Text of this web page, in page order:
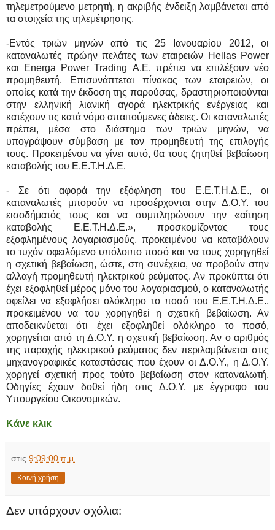
τηλεμετρούμενο μετρητή, η ακριβής ένδειξη λαμβάνεται από
τα στοιχεία της τηλεμέτρησης.
-Εντός τριών μηνών από τις 25 Ιανουαρίου 2012, οι
καταναλωτές πρώην πελάτες των εταιρειών Hellas Power
και Energa Power Trading Α.Ε. πρέπει να επιλέξουν νέο
προμηθευτή. Επισυνάπτεται πίνακας των εταιρειών, οι
οποίες κατά την έκδοση της παρούσας, δραστηριοποιούνται
στην ελληνική λιανική αγορά ηλεκτρικής ενέργειας και
κατέχουν τις κατά νόμο απαιτούμενες άδειες. Οι καταναλωτές
πρέπει, μέσα στο διάστημα των τριών μηνών, να
υπογράψουν σύμβαση με τον προμηθευτή της επιλογής
τους. Προκειμένου να γίνει αυτό, θα τους ζητηθεί βεβαίωση
καταβολής του Ε.Ε.Τ.Η.Δ.Ε.
- Σε ότι αφορά την εξόφληση του Ε.Ε.Τ.Η.Δ.Ε., οι
καταναλωτές μπορούν να προσέρχονται στην Δ.Ο.Υ. του
εισοδήματός τους και να συμπληρώνουν την «αίτηση
καταβολής Ε.Ε.Τ.Η.Δ.Ε.», προσκομίζοντας τους
εξοφλημένους λογαριασμούς, προκειμένου να καταβάλουν
το τυχόν οφειλόμενο υπόλοιπο ποσό και να τους χορηγηθεί
η σχετική βεβαίωση, ώστε, στη συνέχεια, να προβούν στην
αλλαγή προμηθευτή ηλεκτρικού ρεύματος. Αν προκύπτει ότι
έχει εξοφληθεί μέρος μόνο του λογαριασμού, ο καταναλωτής
οφείλει να εξοφλήσει ολόκληρο το ποσό του Ε.Ε.Τ.Η.Δ.Ε.,
προκειμένου να του χορηγηθεί η σχετική βεβαίωση. Αν
αποδεικνύεται ότι έχει εξοφληθεί ολόκληρο το ποσό,
χορηγείται από τη Δ.Ο.Υ. η σχετική βεβαίωση. Αν ο αριθμός
της παροχής ηλεκτρικού ρεύματος δεν περιλαμβάνεται στις
μηχανογραφικές καταστάσεις που έχουν οι Δ.Ο.Υ., η Δ.Ο.Υ.
χορηγεί σχετική προς τούτο βεβαίωση στον καταναλωτή.
Οδηγίες έχουν δοθεί ήδη στις Δ.Ο.Υ. με έγγραφο του
Υπουργείου Οικονομικών.
Κάνε κλικ
στις 9:09:00 π.μ.
Κοινή χρήση
Δεν υπάρχουν σχόλια: